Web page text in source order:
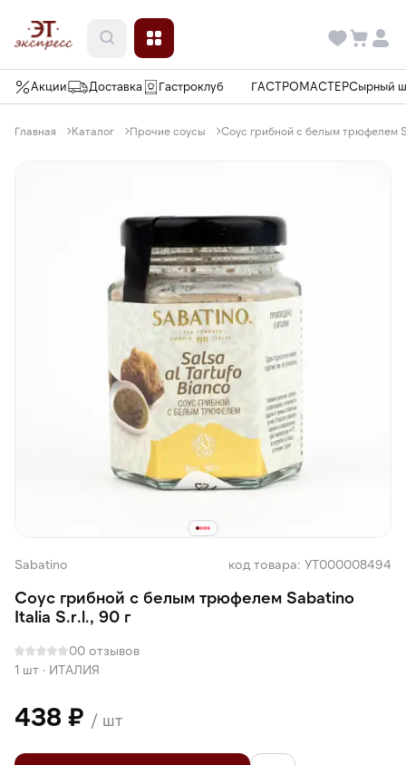
Акции Доставка Гастроклуб ГАСТРОМАСТЕРСырный
Главная Каталог Прочие соусы Соус грибной с белым трюфелем
Sabatino код товара: УТ000008494
Соус грибной с белым трюфелем Sabatino
Italia S.r.l., 90 г
00 отзывов
1 шт · ИТАЛИЯ
438 ₽ / шт